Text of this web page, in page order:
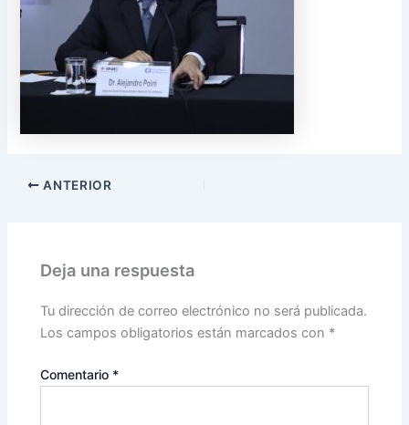
ANTERIOR
Deja una respuesta
Tu dirección de correo electrónico no será publicada.
Los campos obligatorios están marcados con *
Comentario *